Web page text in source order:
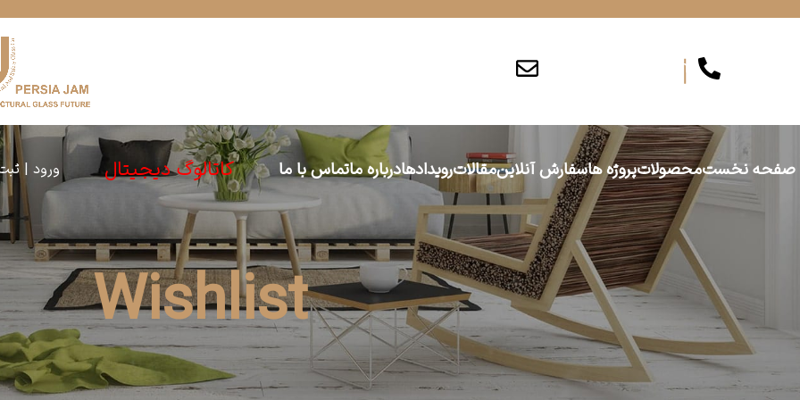
info@persiajam.com
صفحه نخستمحصولاتپروژه هاسفارش آنلاینمقالاترویدادهادرباره ماتماس با ما کاتالوگ دیجیتال ورود |
Wishlist